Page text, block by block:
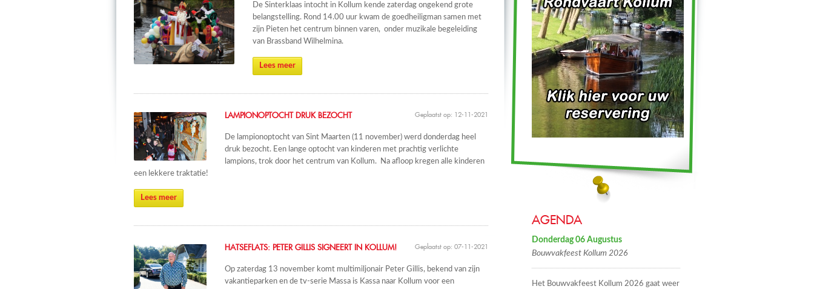
De Sinterklaas intocht in Kollum kende zaterdag ongekend grote
belangstelling. Rond 14.00 uur kwam de goedheiligman samen met
zijn Pieten het centrum binnen varen, onder muzikale begeleiding
van Brassband Wilhelmina.
Lees meer
Geplaatst op: 12-11-2021
LAMPIONOPTOCHT DRUK BEZOCHT
De lampionoptocht van Sint Maarten (11 november) werd donderdag heel
druk bezocht. Een lange optocht van kinderen met prachtig verlichte
lampions, trok door het centrum van Kollum. Na afloop kregen alle kinderen
een lekkere traktatie!
Lees meer
Geplaatst op: 07-11-2021
HATSEFLATS: PETER GILLIS SIGNEERT IN KOLLUM!
Op zaterdag 13 november komt multimiljonair Peter Gillis, bekend van zijn
vakantieparken en de tv-serie Massa is Kassa naar Kollum voor een
AGENDA
Donderdag 06 Augustus
Bouwvakfeest Kollum 2026
Het Bouwvakfeest Kollum 2026 gaat weer